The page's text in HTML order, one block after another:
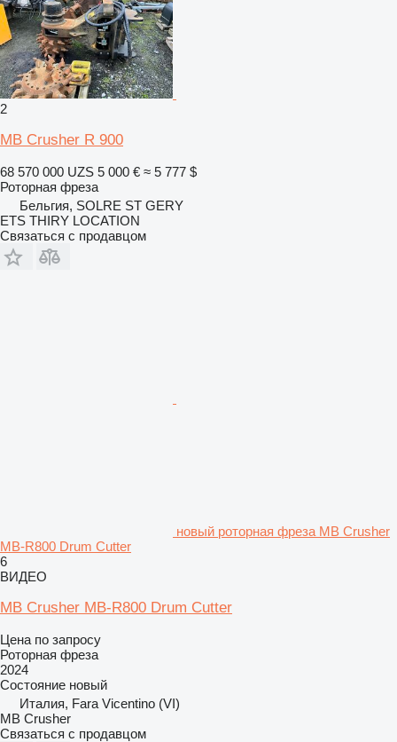
2
MB Crusher R 900
68 570 000 UZS 5 000 € ≈ 5 777 $
Роторная фреза
Бельгия, SOLRE ST GERY
ETS THIRY LOCATION
Связаться с продавцом
новый роторная фреза MB Crusher
MB-R800 Drum Cutter
6
ВИДЕО
MB Crusher MB-R800 Drum Cutter
Цена по запросу
Роторная фреза
2024
Состояние новый
Италия, Fara Vicentino (VI)
MB Crusher
Связаться с продавцом